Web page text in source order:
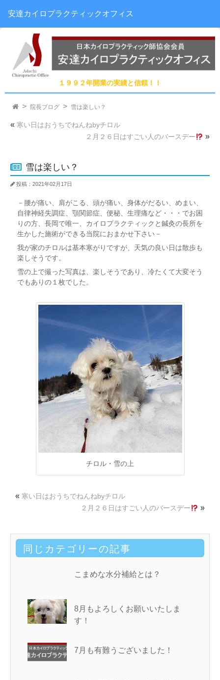
１９９２年開業の実績と信頼！！
安達カイロプラクティックオフィス
院長ブログ 雪は楽しい？
« 寒い日はおうちでねんねbyチロル
２月２６日はすごい人のバースデー
»
雪は楽しい？
投稿：2021年02月17日
－腰が痛い、肩がこる、頭が痛い、身体がだるい、めまい、
自律神経失調症、顎関節症、便秘、生理痛など・・・でお困
りの方、長岡で唯一、カイロプラクティックと鍼灸の長所を
生かした施術ができる当院におまかせ下さい－
我が家のチロルは基本寒がりですが、天気の良い日は散歩も
楽しそうです。
雪の上で撮った写真は、楽しそうであり、冷たくて大変そう
でもありの１枚でした。
チロル・雪の上
« 寒い日はおうちでねんねbyチロル
２月２６日はすごい人のバースデー
»
同じカテゴリーの記事
こまめな水分補給とは？
8月もよろしくお願いいたしま
す！
7月も有難うございました！